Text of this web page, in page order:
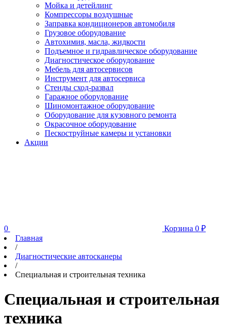
Мойка и детейлинг
Компрессоры воздушные
Заправка кондиционеров автомобиля
Грузовое оборудование
Автохимия, масла, жидкости
Подъемное и гидравлическое оборудование
Диагностическое оборудование
Мебель для автосервисов
Инструмент для автосервиса
Стенды сход-развал
Гаражное оборудование
Шиномонтажное оборудование
Оборудование для кузовного ремонта
Окрасочное оборудование
Пескоструйные камеры и установки
Акции
0 Корзина 0 ₽
Главная
/
Диагностические автосканеры
/
Специальная и строительная техника
Специальная и строительная
техника